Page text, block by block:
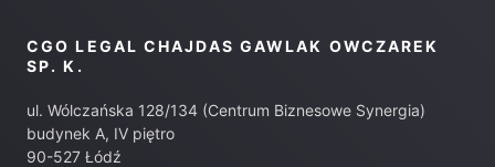
CGO LEGAL CHAJDAS GAWLAK OWCZAREK
SP. K.
ul. Wólczańska 128/134 (Centrum Biznesowe Synergia)
budynek A, IV piętro
90-527 Łódź